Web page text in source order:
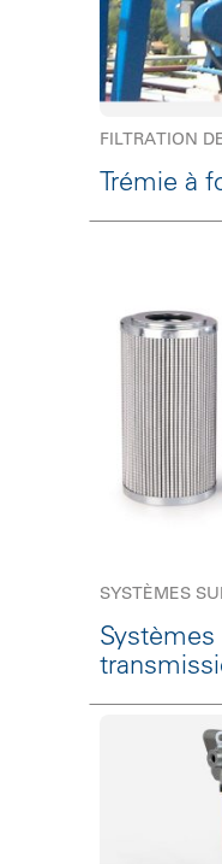
FILTRATION
Trémie à
SYSTÈMES